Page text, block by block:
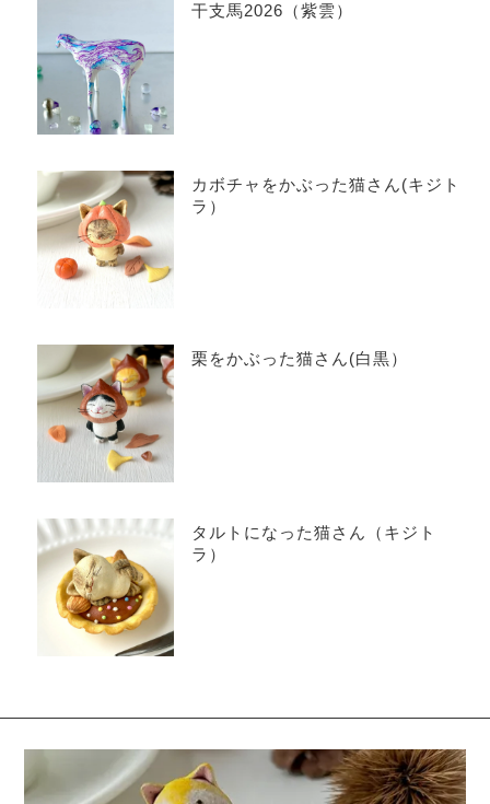
干支馬2026（紫雲）
カボチャをかぶった猫さん(キジト
ラ）
栗をかぶった猫さん(白黒）
タルトになった猫さん（キジト
ラ）